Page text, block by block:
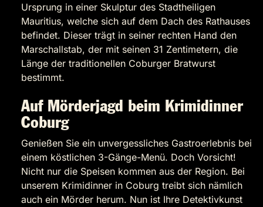
Ursprung in einer Skulptur des Stadtheiligen
Mauritius, welche sich auf dem Dach des Rathauses
befindet. Dieser trägt in seiner rechten Hand den
Marschallstab, der mit seinen 31 Zentimetern, die
Länge der traditionellen Coburger Bratwurst
bestimmt.
Auf Mörderjagd beim Krimidinner
Coburg
Genießen Sie ein unvergessliches Gastroerlebnis bei
einem köstlichen 3-Gänge-Menü. Doch Vorsicht!
Nicht nur die Speisen kommen aus der Region. Bei
unserem Krimidinner in Coburg treibt sich nämlich
auch ein Mörder herum. Nun ist Ihre Detektivkunst